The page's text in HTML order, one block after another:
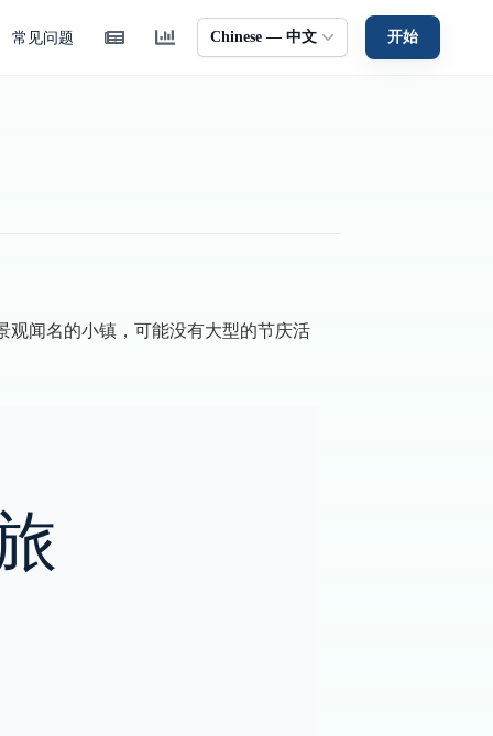
常见问题 Chinese — 中文 开始
观闻名的小镇，可能没有大型的节庆活